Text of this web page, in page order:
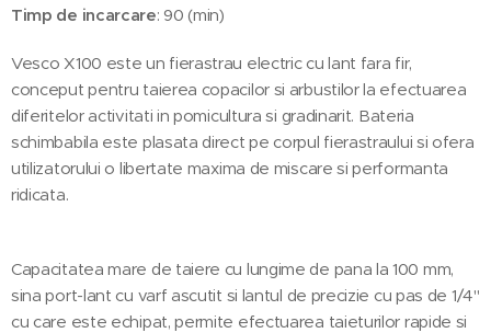
Timp de incarcare: 90 (min)
Vesco X100 este un fierastrau electric cu lant fara fir,
conceput pentru taierea copacilor si arbustilor la efectuarea
diferitelor activitati in pomicultura si gradinarit. Bateria
schimbabila este plasata direct pe corpul fierastraului si ofera
utilizatorului o libertate maxima de miscare si performanta
ridicata.
Capacitatea mare de taiere cu lungime de pana la 100 mm,
sina port-lant cu varf ascutit si lantul de precizie cu pas de 1/4"
cu care este echipat, permite efectuarea taieturilor rapide si